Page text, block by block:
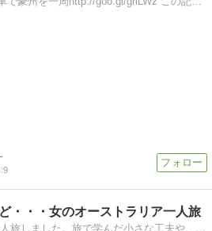
9
・・・女のオーストラリア一人旅
英語を話せない女が一人旅しました。旅で学んだ小さな工夫や、旅行記を記載しています。